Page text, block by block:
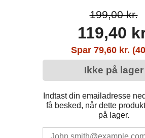
199,00 kr.
119,40
Spar 79,60 kr.
Ikke på lager
Indtast din emailadresse
få besked, når dette
på lager.